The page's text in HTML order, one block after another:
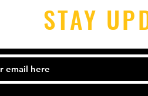
STAY